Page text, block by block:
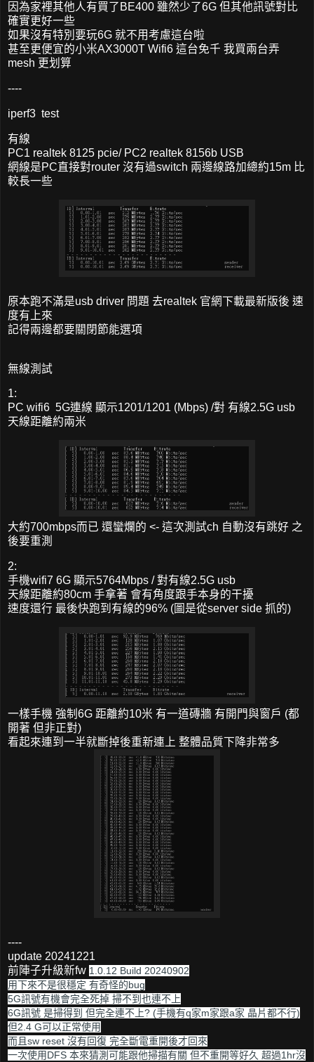
因為家裡其他人有買了BE400 雖然少了6G 但其他訊號對比
確實更好一些
如果沒有特別要玩6G 就不用考慮這台啦
甚至更便宜的小米AX3000T Wifi6 這台免千 我買兩台弄
mesh 更划算
----
iperf3 test
有線
PC1 realtek 8125 pcie/ PC2 realtek 8156b USB
網線是PC直接對router 沒有過switch 兩邊線路加總約15m 比
較長一些
原本跑不滿是usb driver 問題 去realtek 官網下載最新版後 速
度有上來
記得兩邊都要關閉節能選項
無線測試
1:
PC wifi6 5G連線 顯示1201/1201 (Mbps) /對 有線2.5G usb
天線距離約兩米
大約700mbps而已 還蠻爛的 <- 這次測試ch 自動沒有跳好 之
後要重測
2:
手機wifi7 6G 顯示5764Mbps / 對有線2.5G usb
天線距離約80cm 手拿著 會有角度跟手本身的干擾
速度還行 最後快跑到有線的96% (圖是從server side 抓的)
一樣手機 強制6G 距離約10米 有一道磚牆 有開門與窗戶 (都
開著 但非正對)
看起來連到一半就斷掉後重新連上 整體品質下降非常多
----
update 20241221
前陣子升級新fw 1.0.12 Build 20240902
用下來不是很穩定 有奇怪的bug
5G訊號有機會完全死掉 掃不到也連不上
6G訊號 是掃得到 但完全連不上? (手機有q家m家跟a家 晶片都不行)
但2.4 G可以正常使用
而且sw reset 沒有回復 完全斷電重開後才回來
一次使用DFS 本來猜測可能跟他掃描有關 但不重開等好久 超過1hr沒